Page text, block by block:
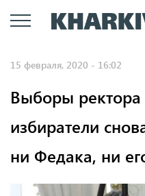
15 февраля, 2020 - 16:02
Выборы
избиратели
ни Федака, ни